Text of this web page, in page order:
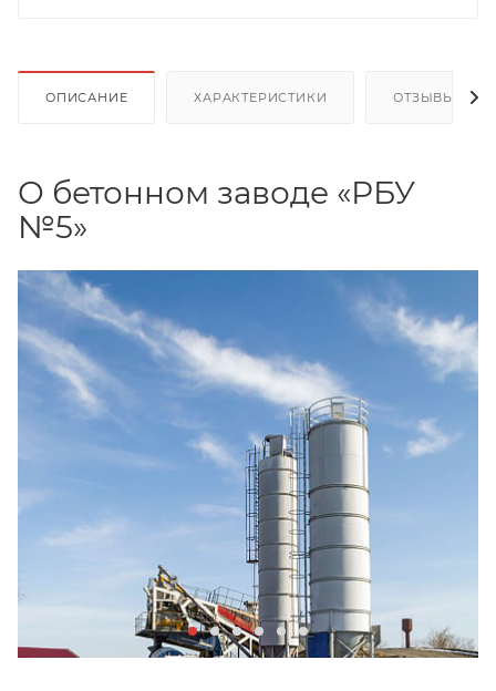
ОПИСАНИЕ ХАРАКТЕРИСТИКИ ОТЗЫВЫ
О бетонном заводе «РБУ
№5»